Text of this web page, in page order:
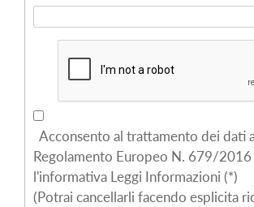
Acconsento al trattamento dei dati
Regolamento Europeo N. 679/
l'informativa Leggi Informazioni (*)
(Potrai cancellarli facendo esplicita